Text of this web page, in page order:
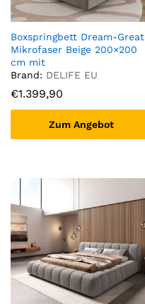
Boxspringbett Dream-Great
Mikrofaser Beige 200×200
cm mit
Taschenfederkernmatratze
und Topper Visco
Brand: DELIFE EU
€1.399,90
Zum Angebot